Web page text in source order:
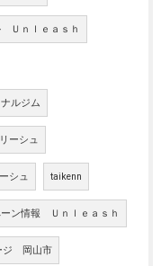
Ｕｎｌｅａｓｈ
ルジム
ーシュ
シュ taikenn
ーン情報 Ｕｎｌｅａｓｈ
ジ 岡山市